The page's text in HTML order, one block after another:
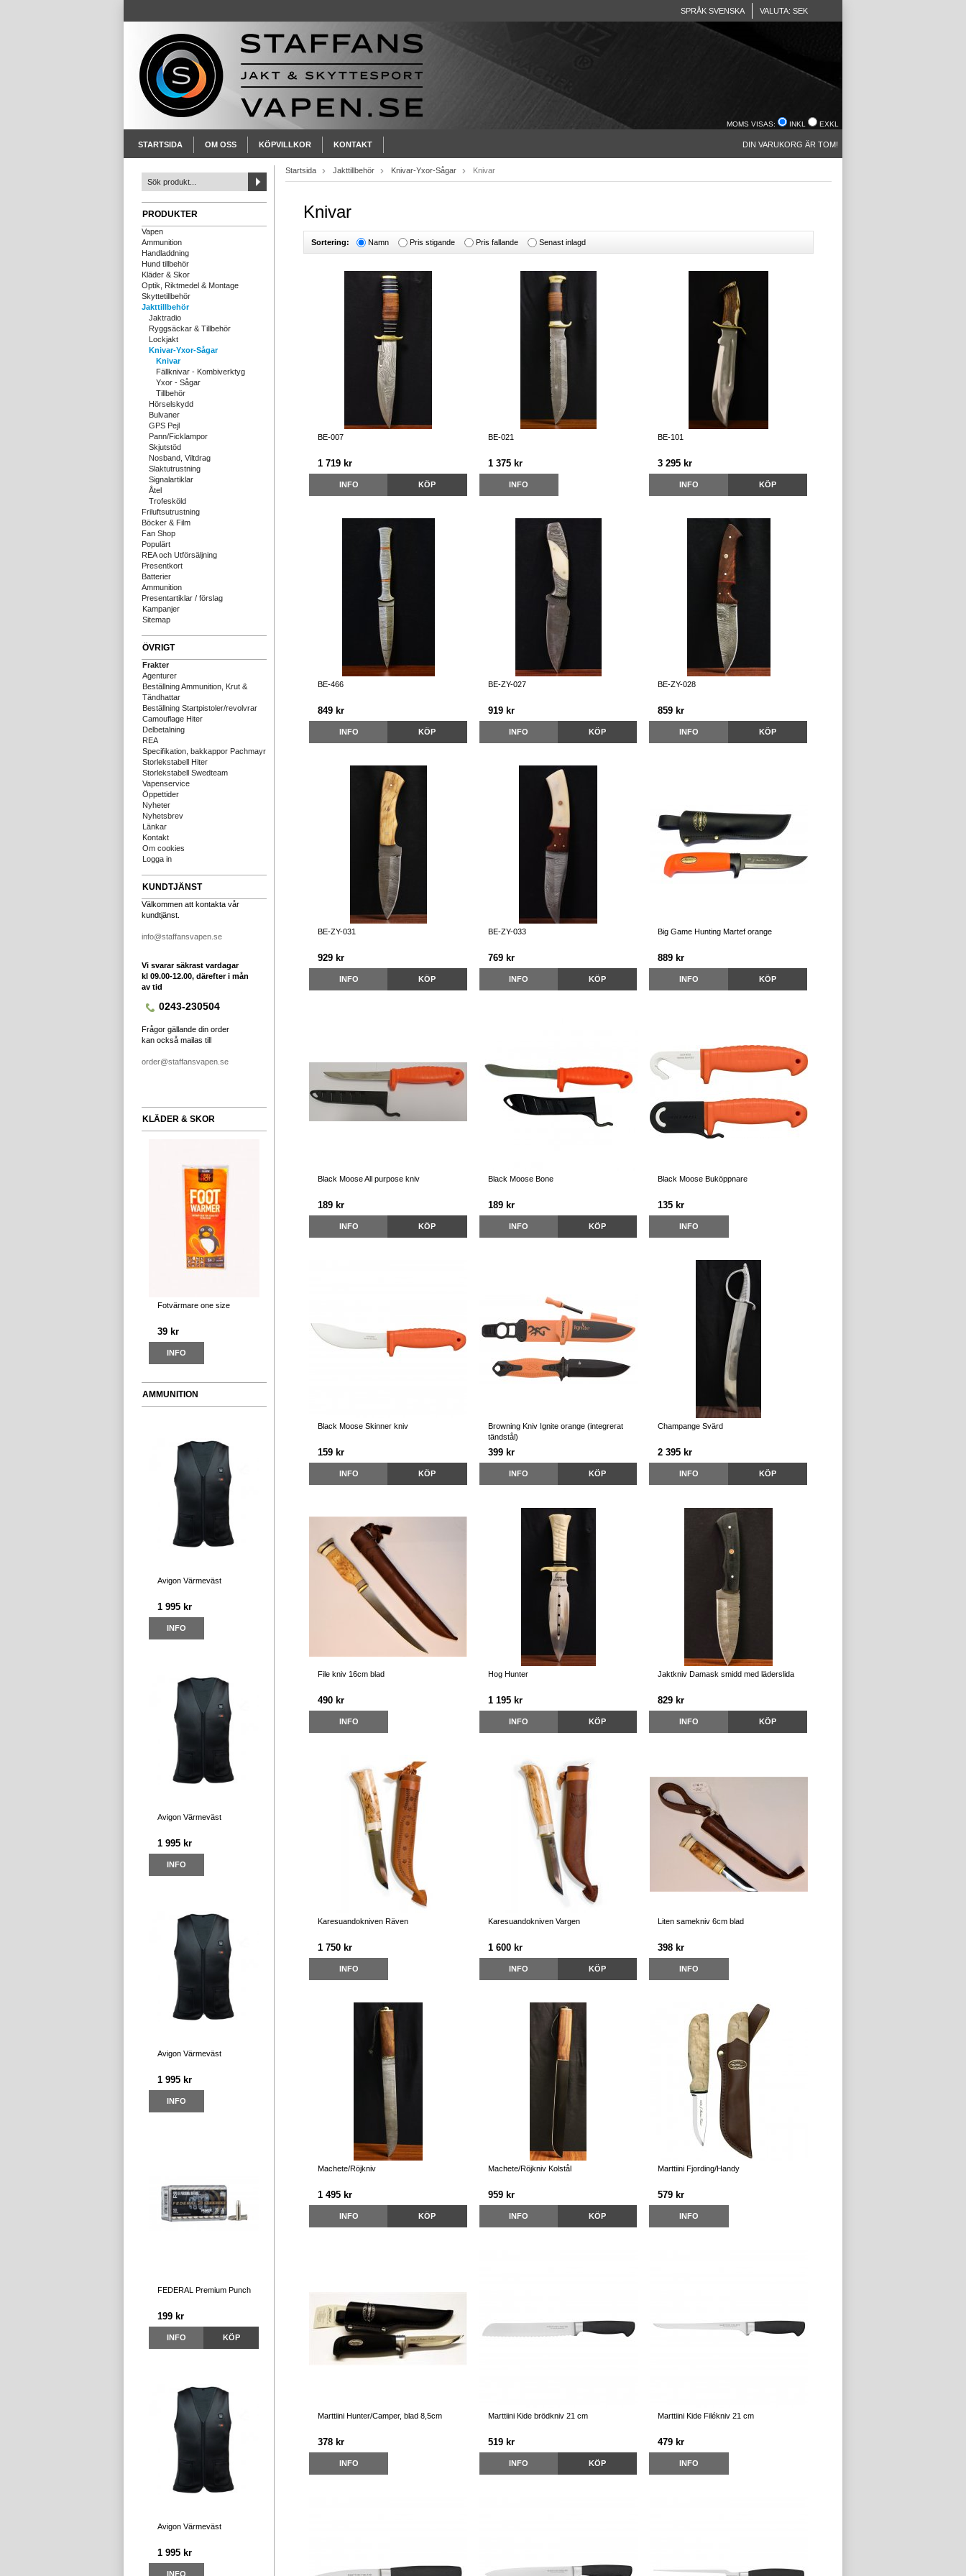
SPRÅK SVENSKA VALUTA: SEK
MOMS VISAS: INKL EXKL
STARTSIDA OM OSS KÖPVILLKOR KONTAKT DIN VARUKORG ÄR TOM!
PRODUKTER
Vapen
Ammunition
Handladdning
Hund tillbehör
Kläder & Skor
Optik, Riktmedel & Montage
Skyttetillbehör
Jakttillbehör
Jaktradio
Ryggsäckar & Tillbehör
Lockjakt
Knivar-Yxor-Sågar
Knivar
Fällknivar - Kombiverktyg
Yxor - Sågar
Tillbehör
Hörselskydd
Bulvaner
GPS Pejl
Pann/Ficklampor
Skjutstöd
Nosband, Viltdrag
Slaktutrustning
Signalartiklar
Åtel
Trofesköld
Friluftsutrustning
Böcker & Film
Fan Shop
Populärt
REA och Utförsäljning
Presentkort
Batterier
Ammunition
Presentartiklar / förslag
Kampanjer
Sitemap
ÖVRIGT
Frakter
Agenturer
Beställning Ammunition, Krut &
Tändhattar
Beställning Startpistoler/revolvrar
Camouflage Hiter
Delbetalning
REA
Specifikation, bakkappor Pachmayr
Storlekstabell Hiter
Storlekstabell Swedteam
Vapenservice
Öppettider
Nyheter
Nyhetsbrev
Länkar
Kontakt
Om cookies
Logga in
KUNDTJÄNST
Välkommen att kontakta vår
kundtjänst.
info@staffansvapen.se
Vi svarar säkrast vardagar
kl 09.00-12.00, därefter i mån
av tid
0243-230504
Frågor gällande din order
kan också mailas till
order@staffansvapen.se
KLÄDER & SKOR
Fotvärmare one size
39 kr
INFO
AMMUNITION
Avigon Värmeväst
1 995 kr
INFO
Avigon Värmeväst
1 995 kr
INFO
Avigon Värmeväst
1 995 kr
INFO
FEDERAL Premium Punch
199 kr
INFO KÖP
Avigon Värmeväst
1 995 kr
INFO
Startsida Jakttillbehör Knivar-Yxor-Sågar Knivar
Knivar
Sortering: Namn Pris stigande Pris fallande Senast inlagd
BE-007
1 719 kr
INFO KÖP
BE-021
1 375 kr
INFO
BE-101
3 295 kr
INFO KÖP
BE-466
849 kr
INFO KÖP
BE-ZY-027
919 kr
INFO KÖP
BE-ZY-028
859 kr
INFO KÖP
BE-ZY-031
929 kr
INFO KÖP
BE-ZY-033
769 kr
INFO KÖP
Big Game Hunting Martef orange
889 kr
INFO KÖP
Black Moose All purpose kniv
189 kr
INFO KÖP
Black Moose Bone
189 kr
INFO KÖP
Black Moose Buköppnare
135 kr
INFO
Black Moose Skinner kniv
159 kr
INFO KÖP
Browning Kniv Ignite orange (integrerat
tändstål)
399 kr
INFO KÖP
Champange Svärd
2 395 kr
INFO KÖP
File kniv 16cm blad
490 kr
INFO
Hog Hunter
1 195 kr
INFO KÖP
Jaktkniv Damask smidd med läderslida
829 kr
INFO KÖP
Karesuandokniven Räven
1 750 kr
INFO
Karesuandokniven Vargen
1 600 kr
INFO KÖP
Liten samekniv 6cm blad
398 kr
INFO
Machete/Röjkniv
1 495 kr
INFO KÖP
Machete/Röjkniv Kolstål
959 kr
INFO KÖP
Marttiini Fjording/Handy
579 kr
INFO
Marttiini Hunter/Camper, blad 8,5cm
378 kr
INFO
Marttiini Kide brödkniv 21 cm
519 kr
INFO KÖP
Marttiini Kide Filékniv 21 cm
479 kr
INFO